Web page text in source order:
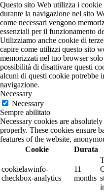
Questo sito Web utilizza i
durante la navigazione nel sito
come necessari vengono
essenziali per il funzionamento
Utilizziamo anche cookie di
capire come utilizzi questo sito
memorizzati nel tuo browser
possibilità di disattivare questi
alcuni di questi cookie potrebbe
navigazione.
Necessary
Necessary
Sempre abilitato
Necessary cookies are
properly. These cookies ensure
features of the website,
Cookie
Durata
cookielawinfo-
checkbox-analytics
11
months